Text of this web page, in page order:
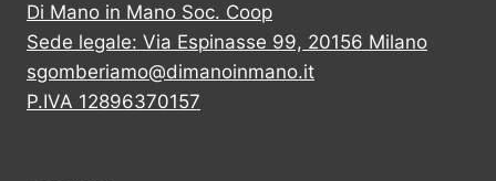
Di Mano in Mano Soc. Coop
Sede legale: Via Espinasse 99, 20156 Milano
sgomberiamo@dimanoinmano.it
P.IVA 12896370157